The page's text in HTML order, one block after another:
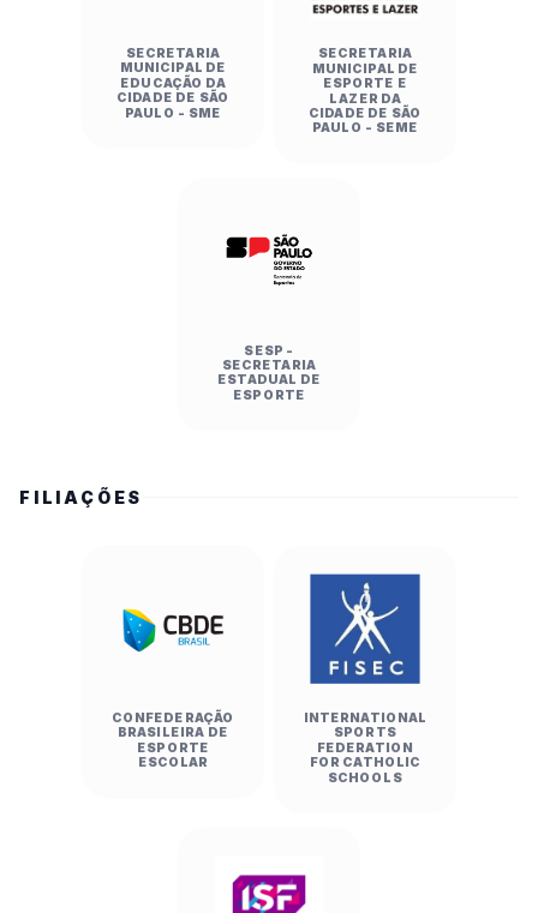
(Bilac/Araçatuba) 2 x 0 EE Desolina Betti
EE Sinharinha Camarinha (Santa Cruz do Rio
Pardo/Marília) 2 x 0 EE Profª Mª Ribeiro
Guimarães Bueno (São Paulo/Capital)
Colégio São Francisco (Bauru) 2 x 0 Colégio
Raphael Di Santo (Campinas)
terá transmissão ao vivo e gratuita no canal
oficial da federação no
SECRETARIA
MUNICIPAL DE
EDUCAÇÃO DA
CIDADE DE SÃO
PAULO - SME
SECRETARIA
MUNICIPAL DE
ESPORTE E
LAZER DA
CIDADE DE SÃO
PAULO - SEME
SESP -
SECRETARIA
ESTADUAL DE
ESPORTE
FILIAÇÕES
CONFEDERAÇÃO
BRASILEIRA DE
ESPORTE
ESCOLAR
INTERNATIONAL
SPORTS
FEDERATION
FOR CATHOLIC
SCHOOLS